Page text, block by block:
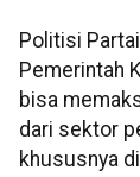
Politisi
Pemerintah
bisa
dari sektor
khususnya